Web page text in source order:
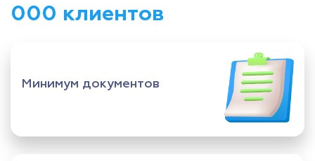
000 клиентов
Минимум документов